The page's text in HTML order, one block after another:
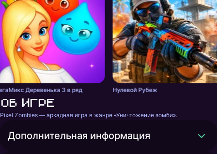
Деревенька 3 в ряд Нулевой Рубеж
Об игре
Pixel Zombies — аркадная игра в жанре «Уничтожение зомби».
Дополнительная информация